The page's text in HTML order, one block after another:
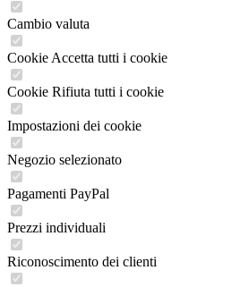
Cambio valuta
Cookie Accetta tutti i cookie
Cookie Rifiuta tutti i cookie
Impostazioni dei cookie
Negozio selezionato
Pagamenti PayPal
Prezzi individuali
Riconoscimento dei clienti